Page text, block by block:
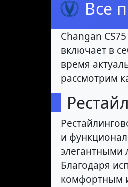
Все
Changan
включает в
время
рассмотрим
и
Благодаря
комфортным